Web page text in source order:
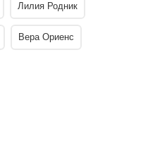
Лилия Родник
Вера Ориенс